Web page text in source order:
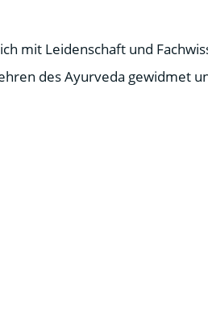
mit Leidenschaft und
des Ayurveda gewidmet